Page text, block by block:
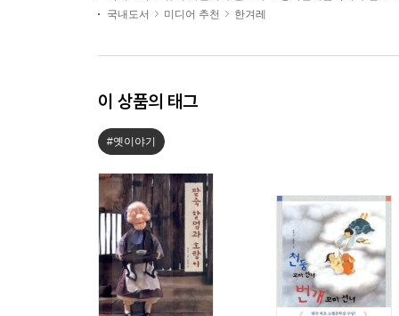
국내도서
미디어 추천 한겨레
이 상품의 태그
#옛이야기